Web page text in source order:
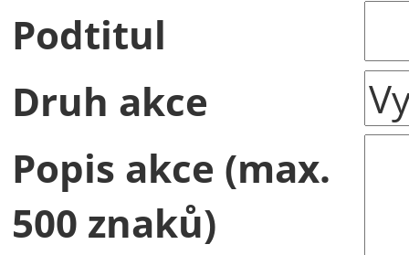
Podtitul
Druh akce
Popis akce (max.
500 znaků)